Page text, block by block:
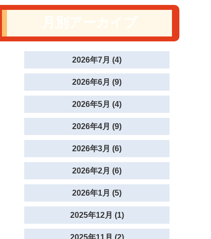
2026年7月 (4)
2026年6月 (9)
2026年5月 (4)
2026年4月 (9)
2026年3月 (6)
2026年2月 (6)
2026年1月 (5)
2025年12月 (1)
2025年11月 (2)